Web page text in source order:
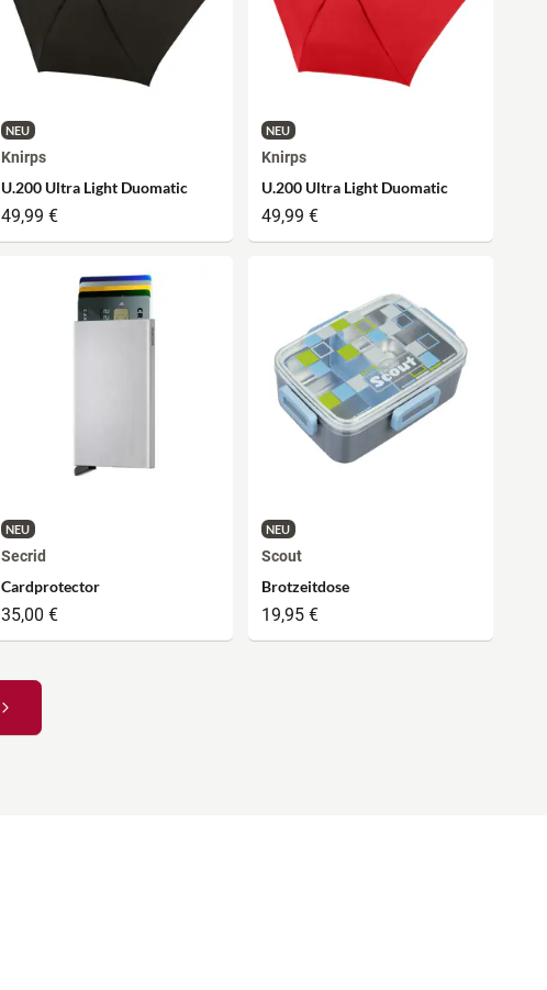
NEU
Knirps
U.200 Ultra Light Duomatic
49,99 €
NEU
Knirps
U.200 Ultra Light Duomatic
49,99 €
NEU
Secrid
Cardprotector
35,00 €
NEU
Scout
Brotzeitdose
19,95 €